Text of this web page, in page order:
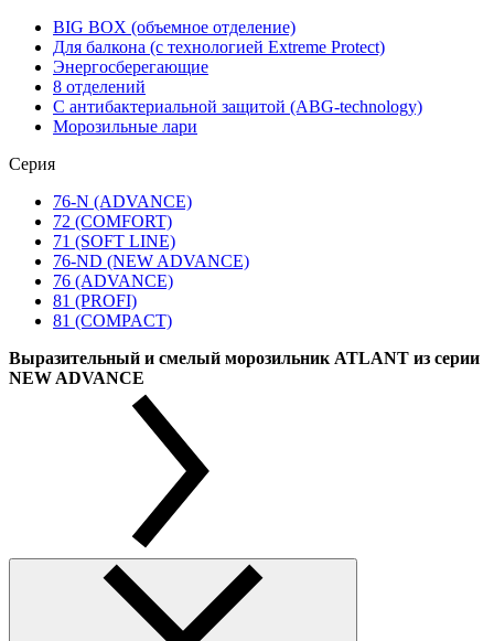
BIG BOX (объемное отделение)
Для балкона (с технологией Extreme Protect)
Энергосберегающие
8 отделений
С антибактериальной защитой (ABG-technology)
Морозильные лари
Серия
76-N (ADVANCE)
72 (COMFORT)
71 (SOFT LINE)
76-ND (NEW ADVANCE)
76 (ADVANCE)
81 (PROFI)
81 (COMPACT)
Выразительный и смелый морозильник ATLANT из серии
NEW ADVANCE